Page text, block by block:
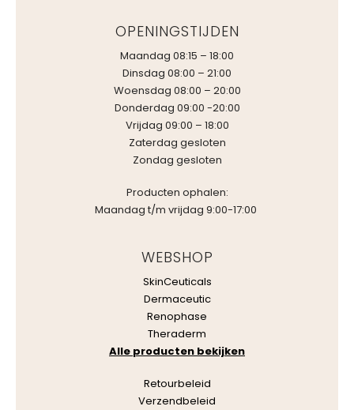
OPENINGSTIJDEN
Maandag 08:15 – 18:00
Dinsdag 08:00 – 21:00
Woensdag 08:00 – 20:00
Donderdag 09:00 -20:00
Vrijdag 09:00 – 18:00
Zaterdag gesloten
Zondag gesloten
Producten ophalen:
Maandag t/m vrijdag 9:00-17:00
WEBSHOP
SkinCeuticals
Dermaceutic
Renophase
Theraderm
Alle producten bekijken
Retourbeleid
Verzendbeleid